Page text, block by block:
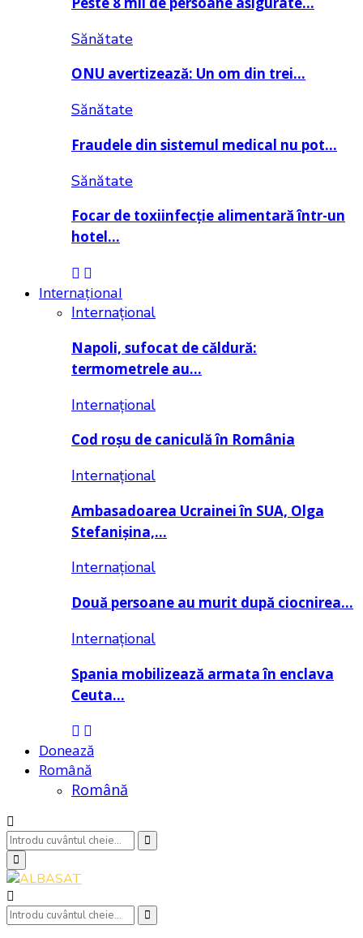
Sănătate
ONU avertizează: Un om din trei…
Sănătate
Fraudele din sistemul medical nu pot…
Sănătate
Focar de toxiinfecție alimentară într-un
hotel…
Internațional
Internațional
Napoli, sufocat de căldură:
termometrele au…
Internațional
Cod roșu de caniculă în România
Internațional
Ambasadoarea Ucrainei în SUA, Olga
Stefanișina,…
Internațional
Două persoane au murit după ciocnirea…
Internațional
Spania mobilizează armata în enclava
Ceuta…
Donează
Română
Română
Search
for:
Search
Primary
Menu
Search
Search